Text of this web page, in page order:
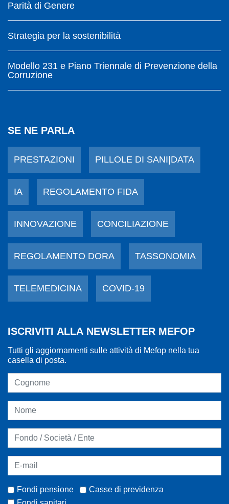
Parità di Genere
Strategia per la sostenibilità
Modello 231 e Piano Triennale di Prevenzione della
Corruzione
SE NE PARLA
PRESTAZIONI PILLOLE DI SANI|DATA
IA REGOLAMENTO FIDA
INNOVAZIONE CONCILIAZIONE
REGOLAMENTO DORA TASSONOMIA
TELEMEDICINA COVID-19
ISCRIVITI ALLA NEWSLETTER MEFOP
Tutti gli aggiornamenti sulle attività di Mefop nella tua
casella di posta.
Fondi pensione
Casse di previdenza